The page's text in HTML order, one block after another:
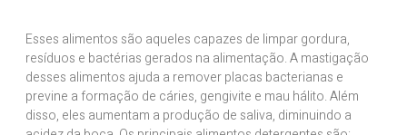
Esses alimentos são aqueles capazes de limpar gordura,
resíduos e bactérias gerados na alimentação. A mastigação
desses alimentos ajuda a remover placas bacterianas e
previne a formação de cáries, gengivite e mau hálito. Além
disso, eles aumentam a produção de saliva, diminuindo a